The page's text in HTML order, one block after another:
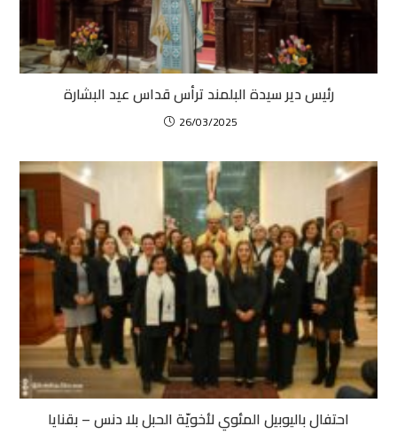
رئيس دير سيدة البلمند ترأس قداس عيد البشارة
26/03/2025
احتفال باليوبيل المئوي لأخويّة الحبل بلا دنس – بقنايا